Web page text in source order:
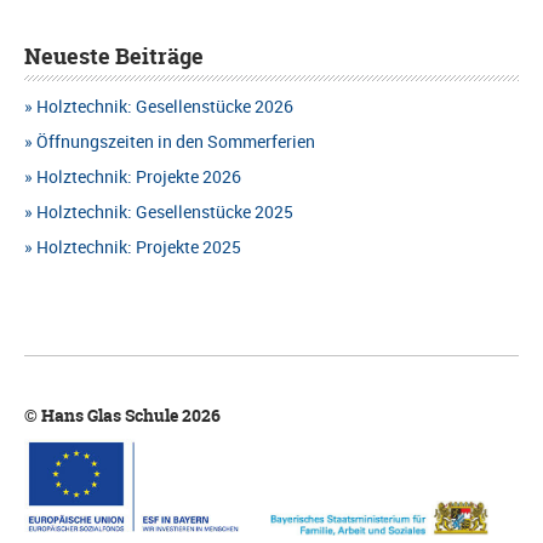
Neueste Beiträge
Holztechnik: Gesellenstücke 2026
Öffnungszeiten in den Sommerferien
Holztechnik: Projekte 2026
Holztechnik: Gesellenstücke 2025
Holztechnik: Projekte 2025
© Hans Glas Schule 2026